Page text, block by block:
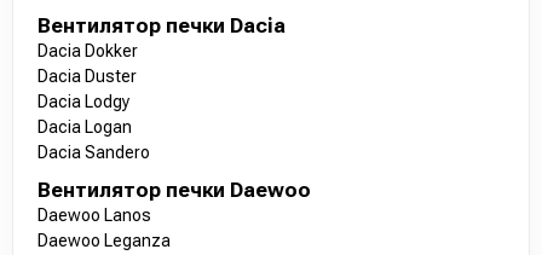
Вентилятор печки Dacia
Dacia Dokker
Dacia Duster
Dacia Lodgy
Dacia Logan
Dacia Sandero
Вентилятор печки Daewoo
Daewoo Lanos
Daewoo Leganza